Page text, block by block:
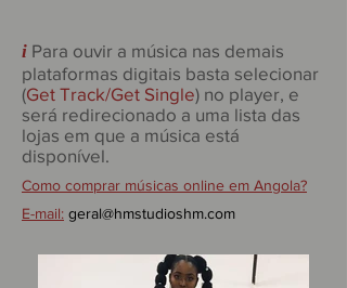
i Para ouvir a música nas demais
plataformas digitais basta selecionar
(Get Track/Get Single) no player, e
será redirecionado a uma lista das
lojas em que a música está
disponível.
Como comprar músicas online em Angola?
E-mail: geral@hmstudioshm.com